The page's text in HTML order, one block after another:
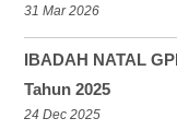
31 Mar 2026
IBADAH NATAL
Tahun 2025
24 Dec 2025